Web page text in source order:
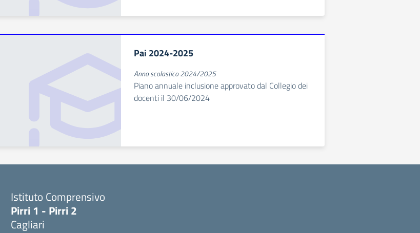
Pai 2024-2025
Anno scolastico 2024/2025
Piano annuale inclusione approvato dal Collegio dei
docenti il 30/06/2024
Istituto Comprensivo
Pirri 1 - Pirri 2
Cagliari